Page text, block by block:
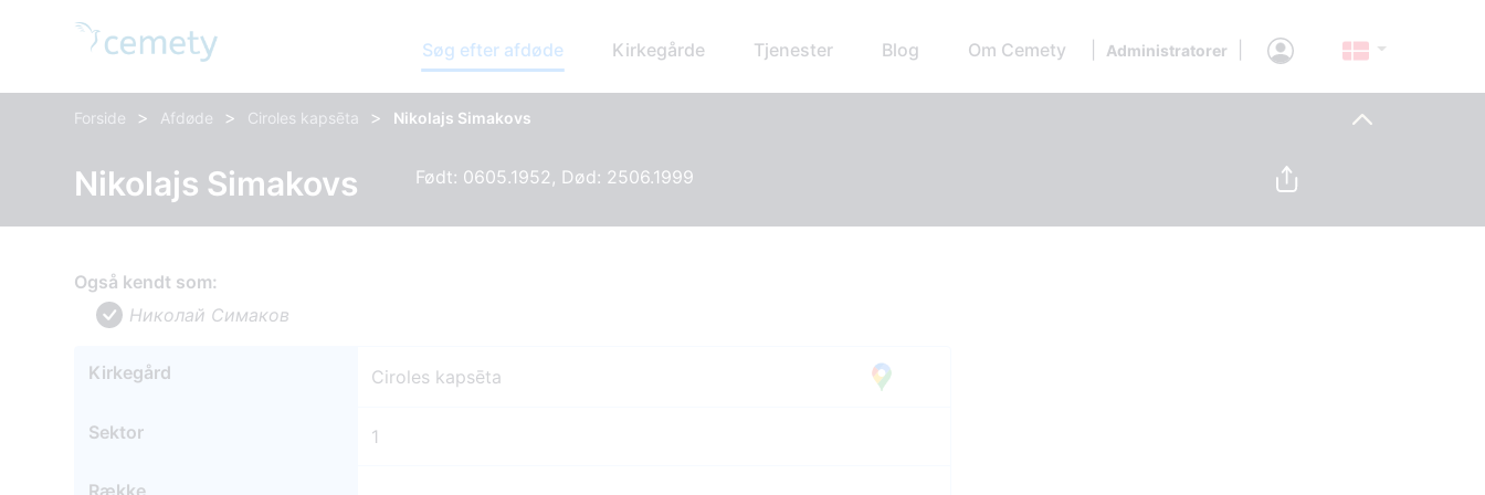
Søg efter afdøde Kirkegårde Tjenester Blog Om Cemety Administratorer
Forside > Afdøde > Ciroles kapsēta > Nikolajs Simakovs
Nikolajs Simakovs Født: 0605.1952, Død: 2506.1999
Også kendt som:
Николай Симаков
Kirkegård Ciroles kapsēta
Sektor 1